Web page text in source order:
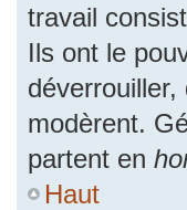
travail
Ils ont le
déverrouiller,
modèrent.
partent en
Haut